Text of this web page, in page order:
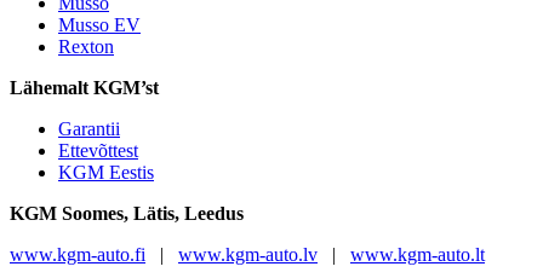
Musso EV
Rexton
Lähemalt KGM’st
Garantii
Ettevõttest
KGM Eestis
KGM Soomes, Lätis, Leedus
www.kgm-auto.fi | www.kgm-auto.lv | www.kgm-auto.lt